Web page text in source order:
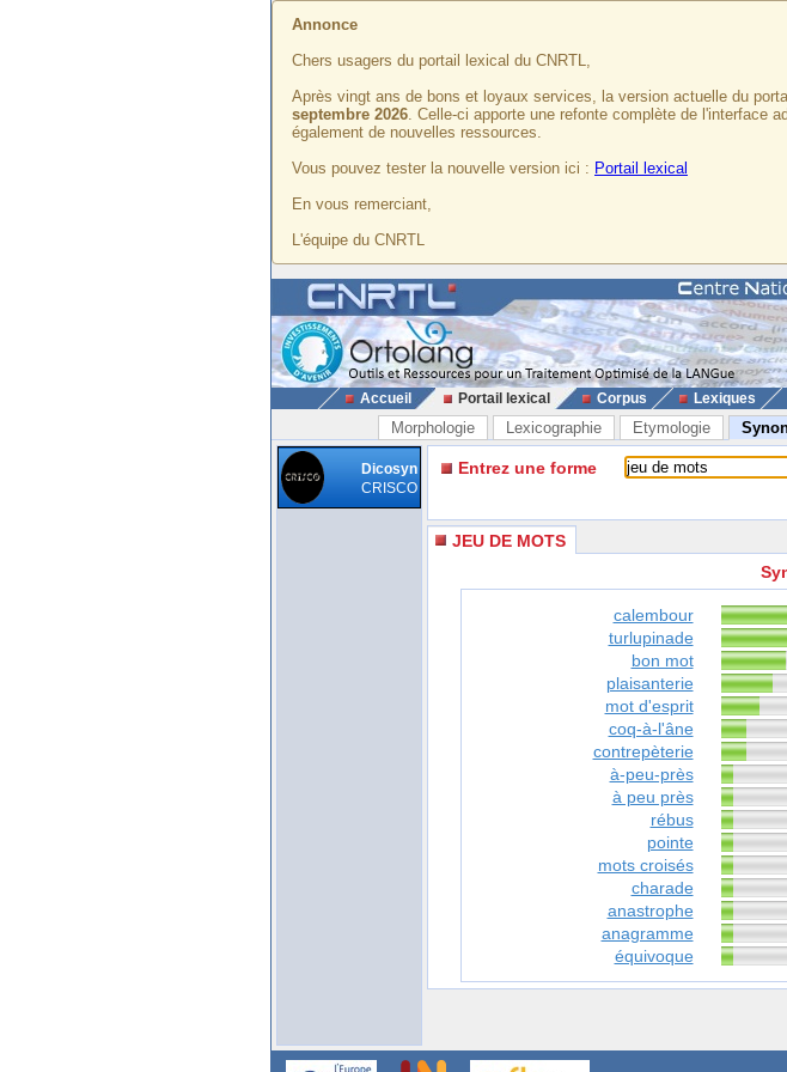
Annonce
Chers usagers du portail lexical du CNRTL,
Après vingt ans de bons et loyaux services, la version actuelle du
septembre 2026. Celle-ci apporte une refonte complète de l'interface
également de nouvelles ressources.
Vous pouvez tester la nouvelle version ici : Portail lexical
En vous remerciant,
L'équipe du CNRTL
Accueil Portail lexical Corpus Lexiques
Morphologie Lexicographie Etymologie
Dicosyn
CRISCO
Entrez une forme
JEU DE MOTS
calembour
turlupinade
bon mot
plaisanterie
mot d'esprit
coq-à-l'âne
contrepèterie
à-peu-près
à peu près
rébus
pointe
mots croisés
charade
anastrophe
anagramme
équivoque